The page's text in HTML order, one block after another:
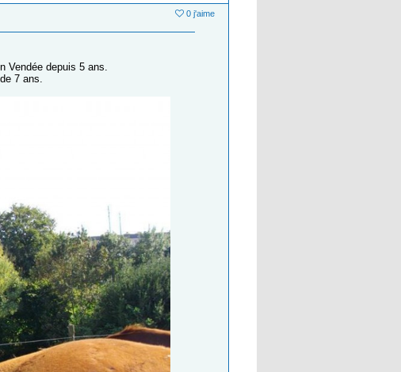
0 j'aime
Vendée depuis 5 ans.
7 ans.